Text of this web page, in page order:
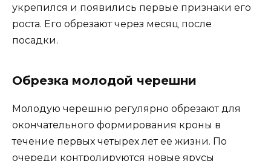
укрепился и появились первые признаки его
роста. Его обрезают через месяц после
посадки.
Обрезка молодой черешни
Молодую черешню регулярно обрезают для
окончательного формирования кроны в
течение первых четырех лет ее жизни. По
очереди контролируются новые ярусы